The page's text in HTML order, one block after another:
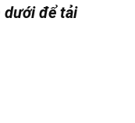
dưới để tải